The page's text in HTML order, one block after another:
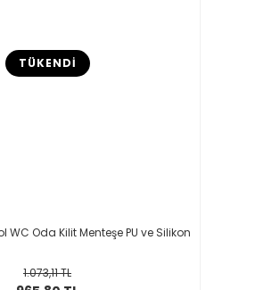
TÜKENDİ
WC Oda Kilit Menteşe PU ve Silikon
1.073,11 TL